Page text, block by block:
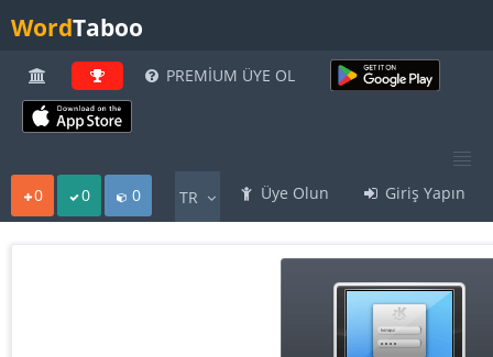
WordTaboo
PREMİUM ÜYE OL
Üye Olun Giriş Yapın
TR
0 0 0